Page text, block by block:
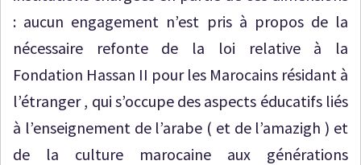
: aucun engagement n’est pris à propos de la
nécessaire refonte de la loi relative à la
Fondation Hassan II pour les Marocains résidant à
l’étranger , qui s’occupe des aspects éducatifs liés
à l’enseignement de l’arabe ( et de l’amazigh ) et
de la culture marocaine aux générations